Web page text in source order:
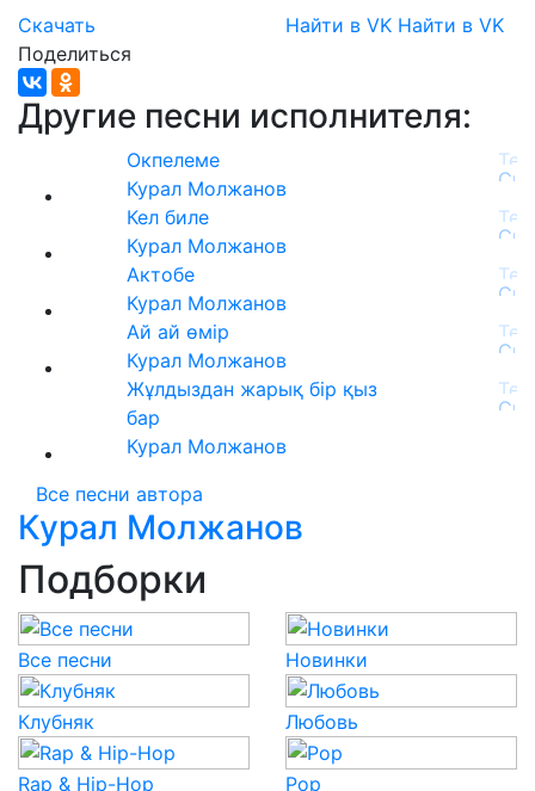
Скачать Найти в VK Найти в VK
Поделиться
Другие песни исполнителя:
Окпелеме
Курал Молжанов
Кел биле
Курал Молжанов
Актобе
Курал Молжанов
Ай ай өмір
Курал Молжанов
Жұлдыздан жарық бір қыз
бар
Курал Молжанов
Все песни автора
Курал Молжанов
Подборки
Все песни Новинки
Клубняк Любовь
Rap & Hip-Hop Pop